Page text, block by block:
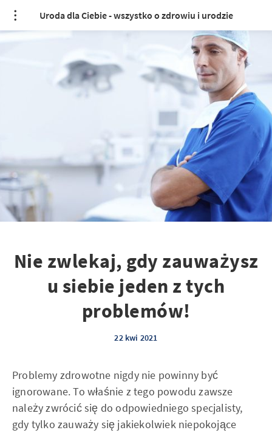
Uroda dla Ciebie - wszystko o zdrowiu i urodzie
Nie zwlekaj, gdy zauważysz
u siebie jeden z tych
problemów!
22 kwi 2021
Problemy zdrowotne nigdy nie powinny być
ignorowane. To właśnie z tego powodu zawsze
należy zwrócić się do odpowiedniego specjalisty,
gdy tylko zauważy się jakiekolwiek niepokojące